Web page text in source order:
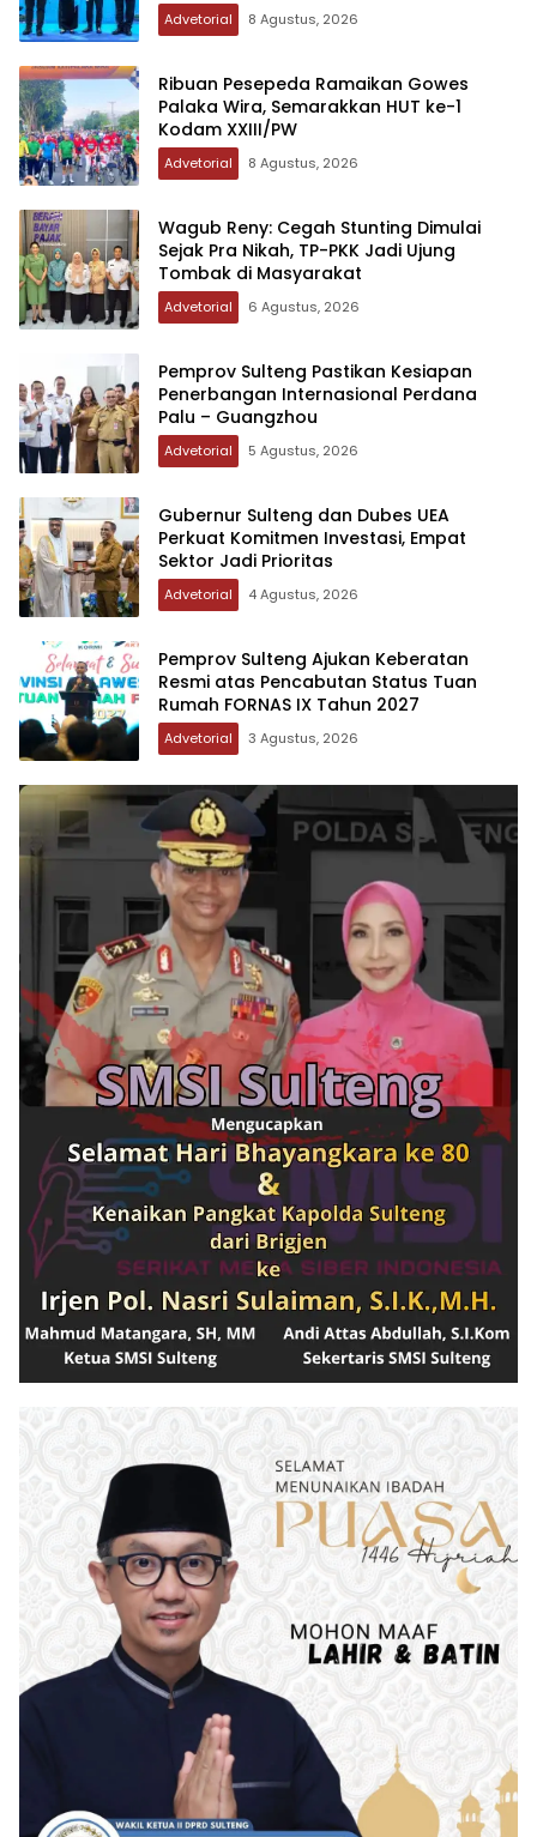
Palu-Guangzhou
Advetorial 8 Agustus, 2026
Ribuan Pesepeda Ramaikan Gowes
Palaka Wira, Semarakkan HUT ke-1
Kodam XXIII/PW
Advetorial 8 Agustus, 2026
Wagub Reny: Cegah Stunting Dimulai
Sejak Pra Nikah, TP-PKK Jadi Ujung
Tombak di Masyarakat
Advetorial 6 Agustus, 2026
Pemprov Sulteng Pastikan Kesiapan
Penerbangan Internasional Perdana
Palu – Guangzhou
Advetorial 5 Agustus, 2026
Gubernur Sulteng dan Dubes UEA
Perkuat Komitmen Investasi, Empat
Sektor Jadi Prioritas
Advetorial 4 Agustus, 2026
Pemprov Sulteng Ajukan Keberatan
Resmi atas Pencabutan Status Tuan
Rumah FORNAS IX Tahun 2027
Advetorial 3 Agustus, 2026